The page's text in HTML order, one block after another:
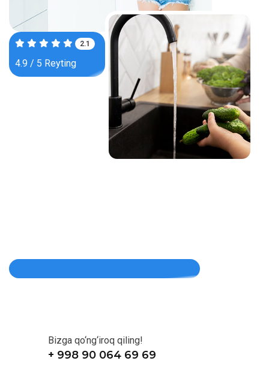
3.4
4.9 / 5 Reyting
Bizga qo‘ng‘iroq qiling!
+ 998 90 064 69 69